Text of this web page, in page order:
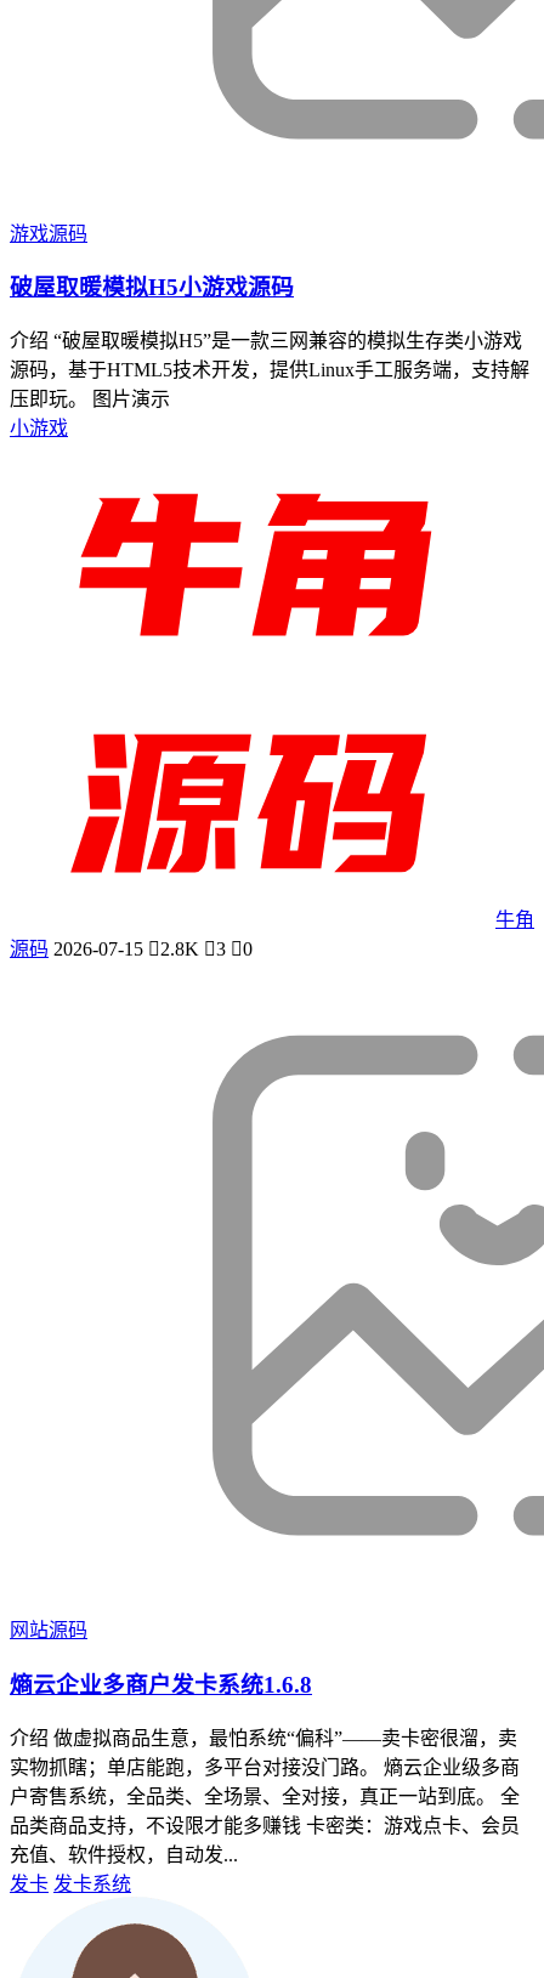
游戏源码
破屋取暖模拟H5小游戏源码
介绍 “破屋取暖模拟H5”是一款三网兼容的模拟生存类小游戏
源码，基于HTML5技术开发，提供Linux手工服务端，支持解
压即玩。 图片演示
小游戏
牛角
源码 2026-07-15 2.8K 3 0
网站源码
熵云企业多商户发卡系统1.6.8
介绍 做虚拟商品生意，最怕系统“偏科”——卖卡密很溜，卖
实物抓瞎；单店能跑，多平台对接没门路。 熵云企业级多商
户寄售系统，全品类、全场景、全对接，真正一站到底。 全
品类商品支持，不设限才能多赚钱 卡密类：游戏点卡、会员
充值、软件授权，自动发...
发卡 发卡系统